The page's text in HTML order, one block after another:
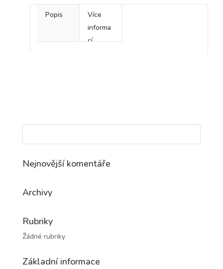
Popis
Více
informa
cí
Nejnovější komentáře
Archivy
Rubriky
Žádné rubriky
Základní informace